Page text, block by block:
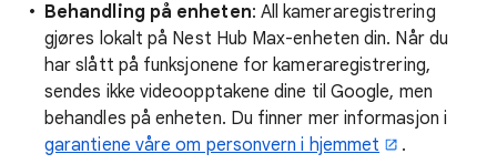
Behandling på enheten: All kameraregistrering
gjøres lokalt på Nest Hub Max-enheten din. Når du
har slått på funksjonene for kameraregistrering,
sendes ikke videoopptakene dine til Google, men
behandles på enheten. Du finner mer informasjon i
garantiene våre om personvern i hjemmet
.